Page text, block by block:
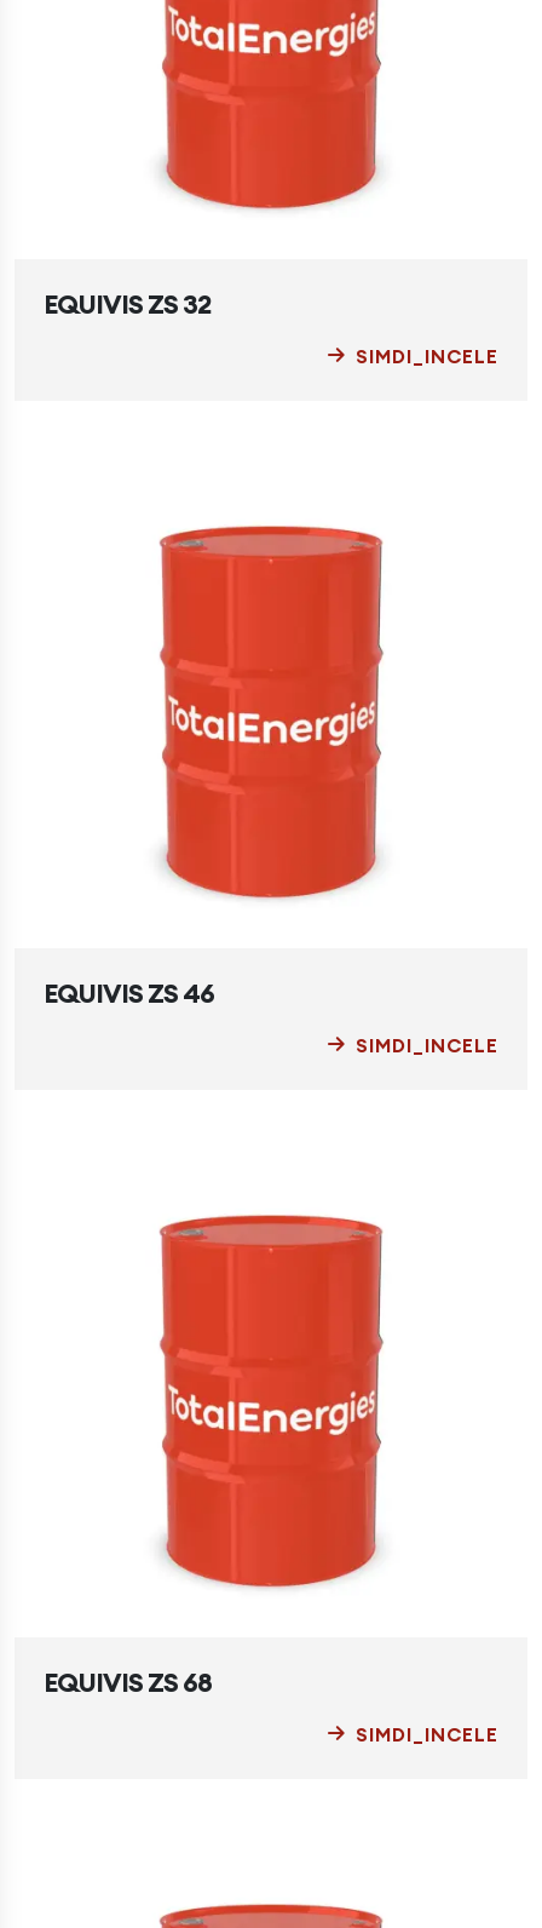
EQUIVIS ZS 32
SIMDI_INCELE
EQUIVIS ZS 46
SIMDI_INCELE
EQUIVIS ZS 68
SIMDI_INCELE